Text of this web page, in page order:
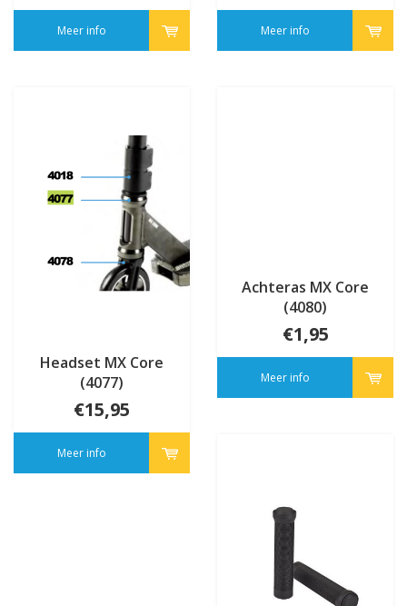
Meer info Meer info
Headset MX Core
(4077)
€15,95
Meer info
Achteras MX Core
(4080)
€1,95
Meer info